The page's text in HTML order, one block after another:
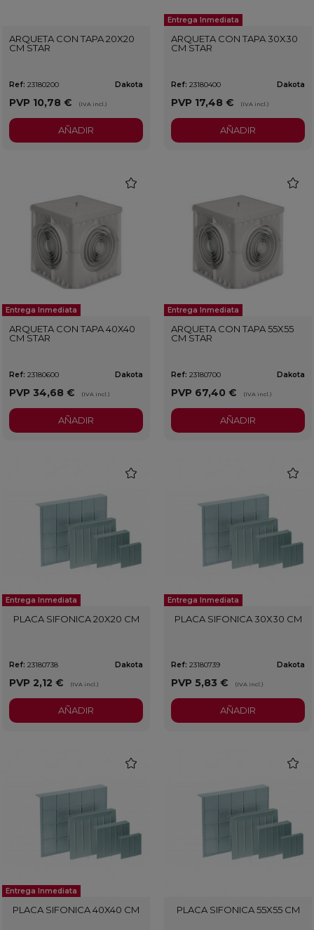
ARQUETA CON TAPA 20X20
CM STAR
Ref: 23180200 Dakota
PVP 10,78 € (IVA incl.)
AÑADIR
Entrega Inmediata
ARQUETA CON TAPA 30X30
CM STAR
Ref: 23180400 Dakota
PVP 17,48 € (IVA incl.)
AÑADIR
Entrega Inmediata
ARQUETA CON TAPA 40X40
CM STAR
Ref: 23180600 Dakota
PVP 34,68 € (IVA incl.)
AÑADIR
Entrega Inmediata
ARQUETA CON TAPA 55X55
CM STAR
Ref: 23180700 Dakota
PVP 67,40 € (IVA incl.)
AÑADIR
Entrega Inmediata
PLACA SIFONICA 20X20 CM
Ref: 23180738 Dakota
PVP 2,12 € (IVA incl.)
AÑADIR
Entrega Inmediata
PLACA SIFONICA 30X30 CM
Ref: 23180739 Dakota
PVP 5,83 € (IVA incl.)
AÑADIR
Entrega Inmediata
PLACA SIFONICA 40X40 CM PLACA SIFONICA 55X55 CM